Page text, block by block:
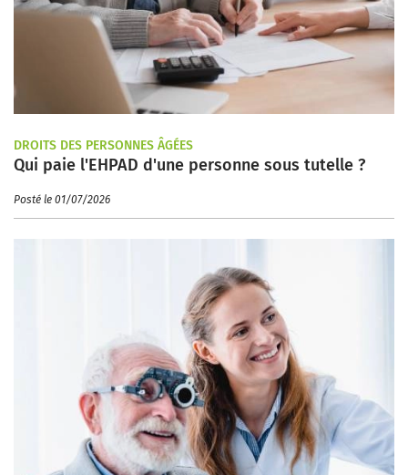
DROITS DES PERSONNES ÂGÉES
Qui paie l'EHPAD d'une personne sous tutelle ?
Posté le 01/07/2026